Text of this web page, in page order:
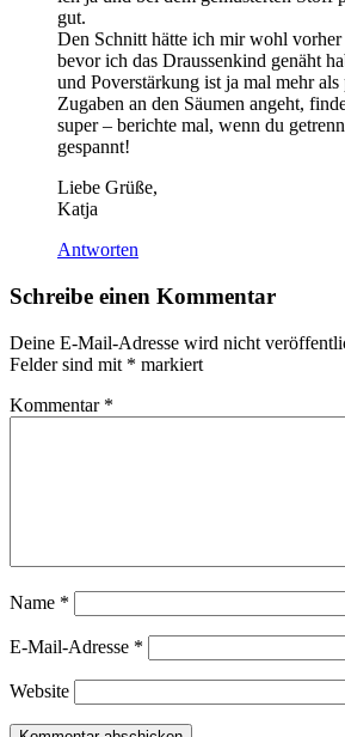
gut.
Den Schnitt hätte ich mir wohl vorher
bevor ich das Draussenkind genäht
und Poverstärkung ist ja mal mehr
Zugaben an den Säumen angeht,
super – berichte mal, wenn du
gespannt!
Liebe Grüße,
Katja
Antworten
Schreibe einen Kommentar
Deine E-Mail-Adresse wird nicht
Felder sind mit * markiert
Kommentar *
Name *
E-Mail-Adresse *
Website